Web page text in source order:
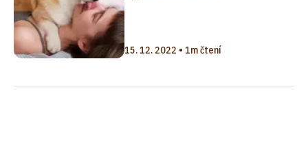
15. 12. 2022 • 1m čtení